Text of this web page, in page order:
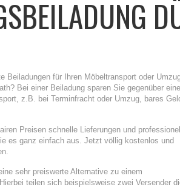
Beiladungen für Ihren Möbeltransport oder
Bei einer Beiladung sparen Sie gegenüber
z.B. bei Terminfracht oder Umzug, bares
Preisen schnelle Lieferungen und
es ganz einfach aus. Jetzt völlig kostenlos und
sehr preiswerte Alternative zu einem
teilen sich beispielsweise zwei Versender